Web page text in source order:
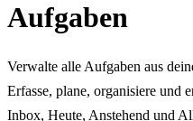
Aufgaben
Verwalte alle Aufgaben aus
Erfasse, plane, organisiere und
Inbox, Heute, Anstehend und